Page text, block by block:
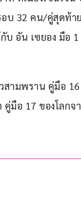
บ 32 คน/คู่สุดท้า
บ อัน เซยอง มือ 1
ามพราน คู่มือ 16
มือ 17 ของโลกจ